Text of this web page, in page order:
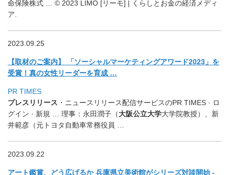
命保険株式 … © 2023 LIMO [リーモ] | くらしとお金の経済メディ
ア.
2023.09.25
【取材のご案内】 「ソーシャルマーケティングアワード2023」を
受賞！ 真の女性リーダーを育成 …
PR TIMES
プレスリリース ・ニュースリリース配信サービスのPR TIMES · ロ
グイン · 新規 … 理事：永田潤子（大阪公立大学大学院教授）、新
井範彦（元トヨタ自動車常務役員 …
2023.09.22
アート鑑賞、どう広げるか 兵庫県立美術館がシリーズ対談開始 -